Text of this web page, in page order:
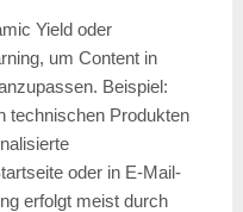
Yield oder
um Content in
Beispiel:
technischen Produkten
oder in E-Mail-
erfolgt meist durch